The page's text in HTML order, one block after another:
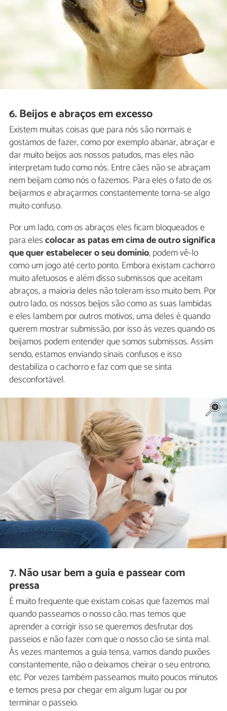
6. Beijos e abraços em excesso
Existem muitas coisas que para nós são normais e
gostamos de fazer, como por exemplo abanar, abraçar e
dar muito beijos aos nossos patudos, mas eles não
interpretam tudo como nós. Entre cães não se abraçam
nem beijam como nós o fazemos. Para eles o fato de os
beijarmos e abraçarmos constantemente torna-se algo
muito confuso.
Por um lado, com os abraços eles ficam bloqueados e
para elescolocar as patas em cima de outro significa
que quer estabelecer o seu domínio, podem vê-lo
como um jogo até certo ponto. Embora existam cachorro
muito afetuosos e além disso submissos que aceitam
abraços, a maioria deles não toleram isso muito bem. Por
outro lado, os nossos beijos são como as suas lambidas
e eles lambem por outros motivos, uma deles é quando
querem mostrar submissão, por isso às vezes quando os
beijamos podem entender que somos submissos. Assim
sendo, estamos enviando sinais confusos e isso
destabiliza o cachorro e faz com que se sinta
desconfortável.
7. Não usar bem a guia e passear com
pressa
É muito frequente que existam coisas que fazemos mal
quando passeamos o nosso cão, mas temos que
aprender a corrigir isso se queremos desfrutar dos
passeios e não fazer com que o nosso cão se sinta mal.
Às vezes mantemos a guia tensa, vamos dando puxões
constantemente, não o deixamos cheirar o seu entrono,
etc. Por vezes também passeamos muito poucos minutos
e temos presa por chegar em algum lugar ou por
terminar o passeio.